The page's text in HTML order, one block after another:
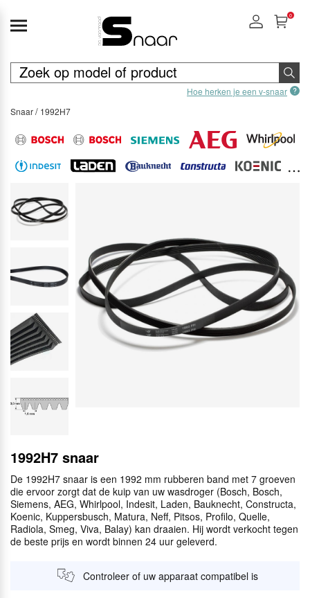
Hoe herken je een v-snaar
0
Snaar 1992H7
1992H7 snaar
De 1992H7 snaar is een 1992 mm rubberen band met 7 groeven
die ervoor zorgt dat de kuip van uw wasdroger (Bosch, Bosch,
Siemens, AEG, Whirlpool, Indesit, Laden, Bauknecht, Constructa,
Koenic, Kuppersbusch, Matura, Neff, Pitsos, Profilo, Quelle,
Radiola, Smeg, Viva, Balay) kan draaien. Hij wordt verkocht tegen
de beste prijs en wordt binnen 24 uur geleverd.
Controleer of uw apparaat compatibel is